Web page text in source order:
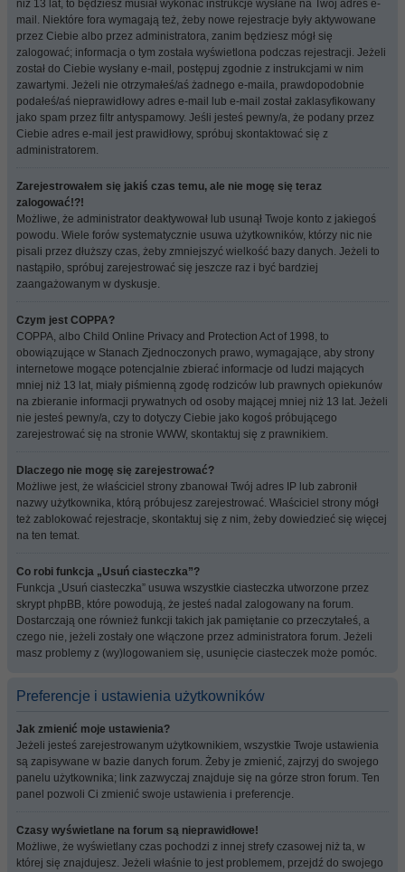
niż 13 lat, to będziesz musiał wykonać instrukcje wysłane na Twój adres e-
mail. Niektóre fora wymagają też, żeby nowe rejestracje były aktywowane
przez Ciebie albo przez administratora, zanim będziesz mógł się
zalogować; informacja o tym została wyświetlona podczas rejestracji. Jeżeli
został do Ciebie wysłany e-mail, postępuj zgodnie z instrukcjami w nim
zawartymi. Jeżeli nie otrzymałeś/aś żadnego e-maila, prawdopodobnie
podałeś/aś nieprawidłowy adres e-mail lub e-mail został zaklasyfikowany
jako spam przez filtr antyspamowy. Jeśli jesteś pewny/a, że podany przez
Ciebie adres e-mail jest prawidłowy, spróbuj skontaktować się z
administratorem.
Zarejestrowałem się jakiś czas temu, ale nie mogę się teraz
zalogować!?!
Możliwe, że administrator deaktywował lub usunął Twoje konto z jakiegoś
powodu. Wiele forów systematycznie usuwa użytkowników, którzy nic nie
pisali przez dłuższy czas, żeby zmniejszyć wielkość bazy danych. Jeżeli to
nastąpiło, spróbuj zarejestrować się jeszcze raz i być bardziej
zaangażowanym w dyskusje.
Czym jest COPPA?
COPPA, albo Child Online Privacy and Protection Act of 1998, to
obowiązujące w Stanach Zjednoczonych prawo, wymagające, aby strony
internetowe mogące potencjalnie zbierać informacje od ludzi mających
mniej niż 13 lat, miały piśmienną zgodę rodziców lub prawnych opiekunów
na zbieranie informacji prywatnych od osoby mającej mniej niż 13 lat. Jeżeli
nie jesteś pewny/a, czy to dotyczy Ciebie jako kogoś próbującego
zarejestrować się na stronie WWW, skontaktuj się z prawnikiem.
Dlaczego nie mogę się zarejestrować?
Możliwe jest, że właściciel strony zbanował Twój adres IP lub zabronił
nazwy użytkownika, którą próbujesz zarejestrować. Właściciel strony mógł
też zablokować rejestracje, skontaktuj się z nim, żeby dowiedzieć się więcej
na ten temat.
Co robi funkcja „Usuń ciasteczka”?
Funkcja „Usuń ciasteczka” usuwa wszystkie ciasteczka utworzone przez
skrypt phpBB, które powodują, że jesteś nadal zalogowany na forum.
Dostarczają one również funkcji takich jak pamiętanie co przeczytałeś, a
czego nie, jeżeli zostały one włączone przez administratora forum. Jeżeli
masz problemy z (wy)logowaniem się, usunięcie ciasteczek może pomóc.
Preferencje i ustawienia użytkowników
Jak zmienić moje ustawienia?
Jeżeli jesteś zarejestrowanym użytkownikiem, wszystkie Twoje ustawienia
są zapisywane w bazie danych forum. Żeby je zmienić, zajrzyj do swojego
panelu użytkownika; link zazwyczaj znajduje się na górze stron forum. Ten
panel pozwoli Ci zmienić swoje ustawienia i preferencje.
Czasy wyświetlane na forum są nieprawidłowe!
Możliwe, że wyświetlany czas pochodzi z innej strefy czasowej niż ta, w
której się znajdujesz. Jeżeli właśnie to jest problemem, przejdź do swojego